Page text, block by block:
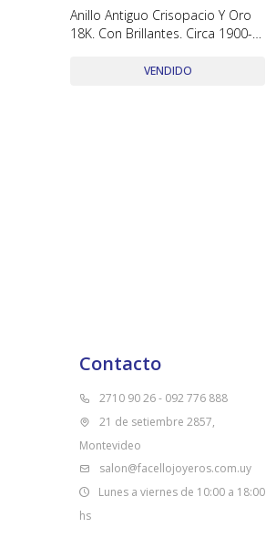
Anillo Antiguo Crisopacio Y Oro
18K. Con Brillantes. Circa 1900-
VENDIDO
Contacto
2710 90 26 - 092 776 888
21 de setiembre 2857,
Montevideo
salon@facellojoyeros.com.uy
Lunes a viernes de 10:00 a 18:00
hs